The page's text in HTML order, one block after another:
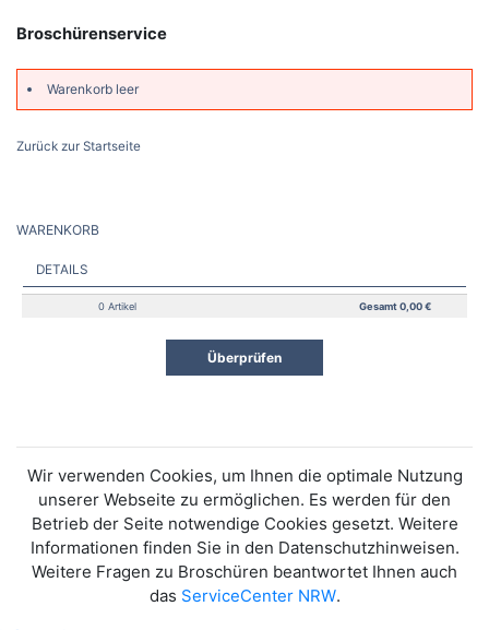
Broschürenservice
Warenkorb leer
Zurück zur Startseite
WARENKORB
DETAILS
0 Artikel Gesamt 0,00 €
Überprüfen
Wir verwenden Cookies, um Ihnen die optimale Nutzung
unserer Webseite zu ermöglichen. Es werden für den
Betrieb der Seite notwendige Cookies gesetzt. Weitere
Informationen finden Sie in den Datenschutzhinweisen.
Weitere Fragen zu Broschüren beantwortet Ihnen auch
das ServiceCenter NRW.